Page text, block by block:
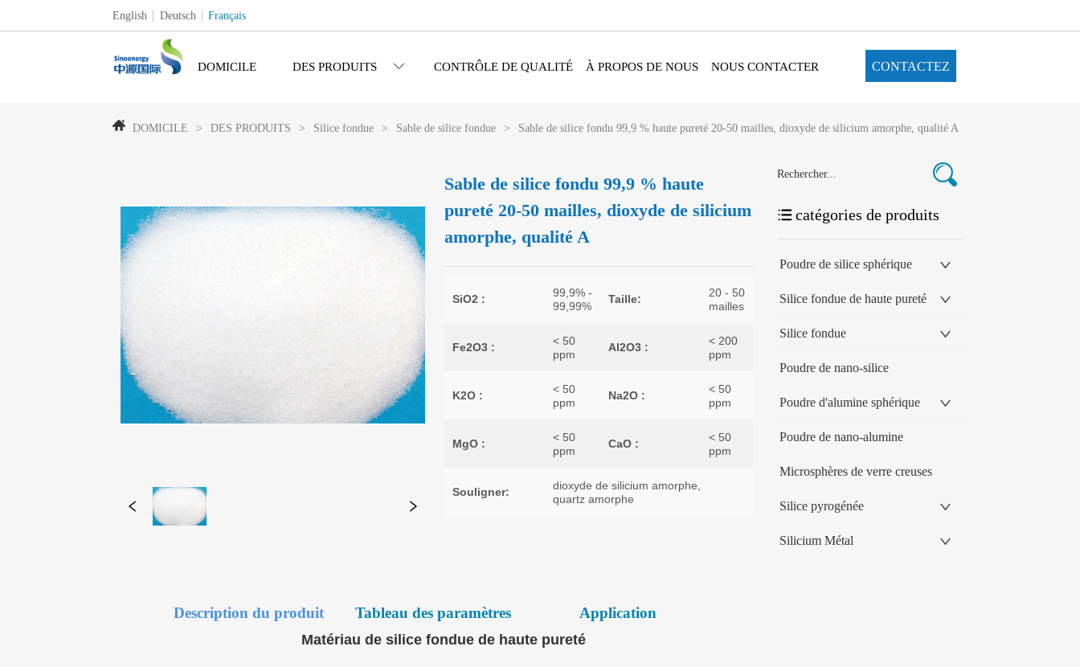
English Deutsch Français
DOMICILE DES PRODUITS CONTRÔLE DE QUALITÉ À PROPOS DE NOUS NOUS CONTACTER CONTACTEZ
DOMICILE > DES PRODUITS > Silice fondue > Sable de silice fondue > Sable de silice fondu 99,9 % haute pureté 20-50 mailles, dioxyde de silicium amorphe, qualité A
Sable de silice fondu 99,9 % haute
pureté 20-50 mailles, dioxyde de silicium
amorphe, qualité A
Description du produit Tableau des paramètres Application
Matériau de silice fondue de haute pureté
catégories de produits
Poudre de silice sphérique
Silice fondue de haute pureté
Silice fondue
Poudre de nano-silice
Poudre d'alumine sphérique
Poudre de nano-alumine
Microsphères de verre creuses
Silice pyrogénée
Silicium Métal